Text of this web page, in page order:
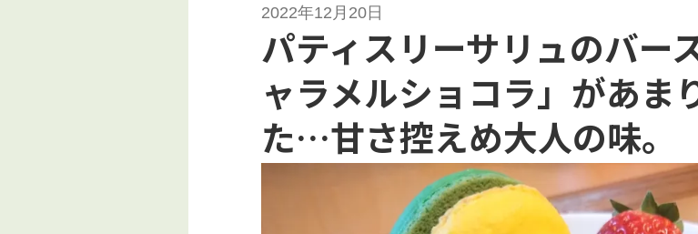
2022年12月20日
パティスリーサリュのバー
ャラメルショコラ」があま
た…甘さ控えめ大人の味。